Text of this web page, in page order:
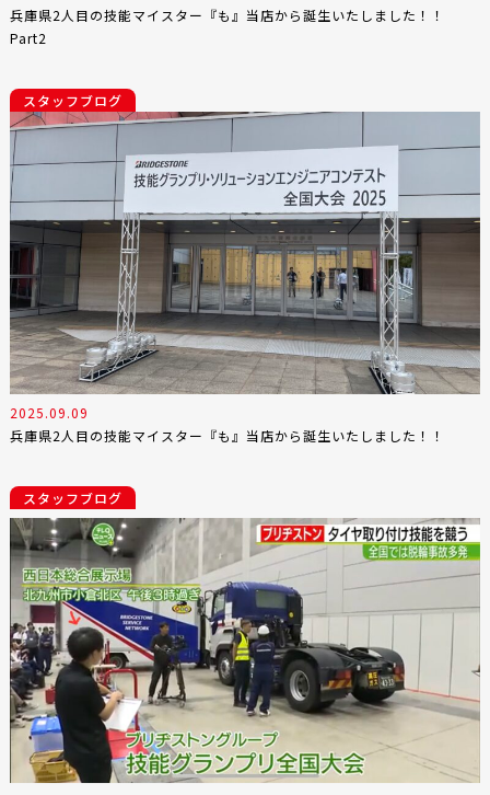
兵庫県2人目の技能マイスター『も』当店から誕生いたしました！！
Part2
スタッフブログ
2025.09.09
兵庫県2人目の技能マイスター『も』当店から誕生いたしました！！
スタッフブログ